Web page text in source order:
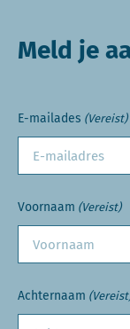
Meld je
E-mailades (Vereist)
Voornaam (Vereist)
Achternaam